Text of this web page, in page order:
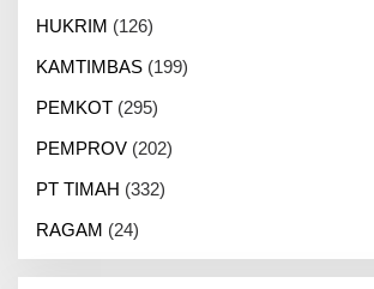
HUKRIM (126)
KAMTIMBAS (199)
PEMKOT (295)
PEMPROV (202)
PT TIMAH (332)
RAGAM (24)